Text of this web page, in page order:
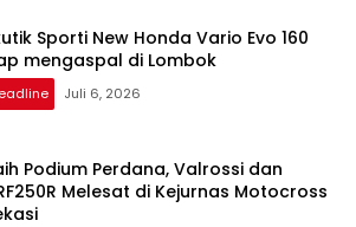
Sporti New Honda Vario Evo 160
mengaspal di Lombok
Juli 6, 2026
Podium Perdana, Valrossi dan
Melesat di Kejurnas Motocross